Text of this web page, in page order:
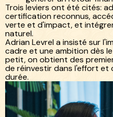
Trois leviers ont été cités:
certification reconnus,
verte et d'impact, et
naturel.
Adrian Levrel a insisté sur
cadre et une ambition dès
petit, on obtient des
de réinvestir dans l'effort et
durée.